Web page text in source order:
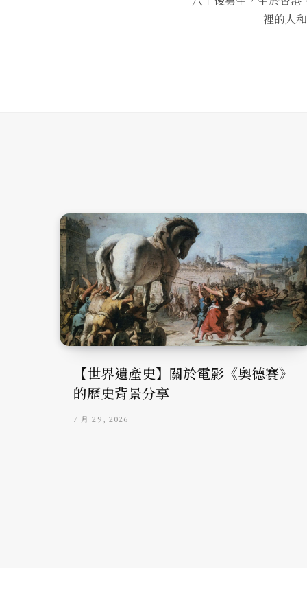
裡的人
【世界遺產史】關於電影《奧德賽》
的歷史背景分享
7 月 29, 2026